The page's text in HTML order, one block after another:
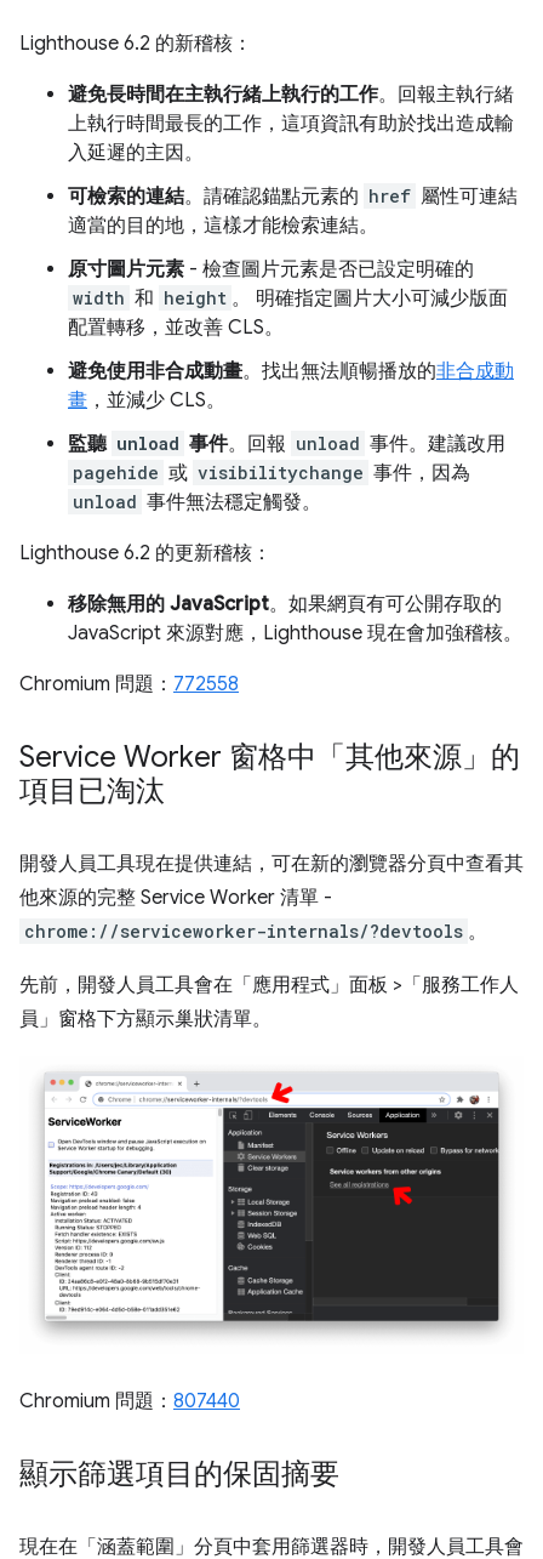
Lighthouse 6.2 的新稽核：
避免長時間在主執行緒上執行的工作。回報主執行緒
上執行時間最長的工作，這項資訊有助於找出造成輸
入延遲的主因。
可檢索的連結。請確認錨點元素的 href 屬性可連結
適當的目的地，這樣才能檢索連結。
原寸圖片元素 - 檢查圖片元素是否已設定明確的
width 和 height 。 明確指定圖片大小可減少版面
配置轉移，並改善 CLS。
避免使用非合成動畫。找出無法順暢播放的非合成動
畫 ，並減少 CLS。
監聽 unload 事件。回報 unload 事件。建議改用
pagehide 或 visibilitychange 事件，因為
unload 事件無法穩定觸發。
Lighthouse 6.2 的更新稽核：
移除無用的 JavaScript。如果網頁有可公開存取的
JavaScript 來源對應，Lighthouse 現在會加強稽核。
Chromium 問題： 772558
Service Worker 窗格中「其他來源」的
項目已淘汰
開發人員工具現在提供連結，可在新的瀏覽器分頁中查看其
他來源的完整 Service Worker 清單 -
chrome://serviceworker-internals/?devtools 。
先前，開發人員工具會在「應用程式」 面板 >「服務工作人
員」 窗格下方顯示巢狀清單。
Chromium 問題： 807440
顯示篩選項目的保固摘要
現在在「涵蓋範圍」 分頁中套用篩選器時，開發人員工具會